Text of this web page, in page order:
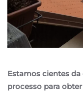
Estamos cientes
processo para